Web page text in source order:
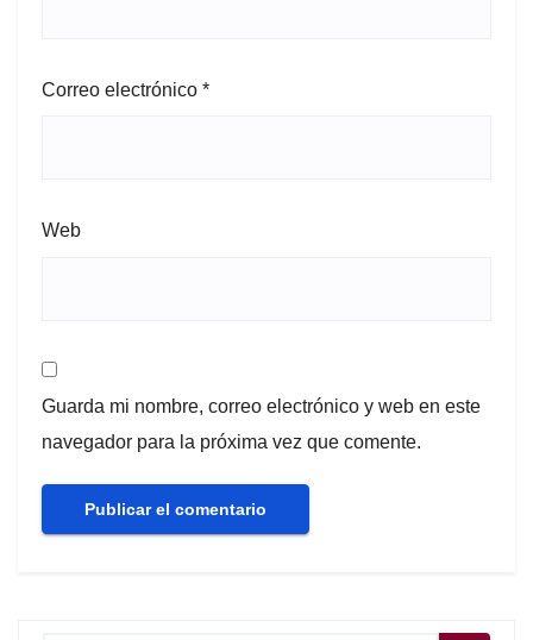
Correo electrónico *
Web
Guarda mi nombre, correo electrónico y web en este
navegador para la próxima vez que comente.